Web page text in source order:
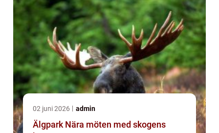
02 juni 2026 admin
Älgpark Nära möten med skogens